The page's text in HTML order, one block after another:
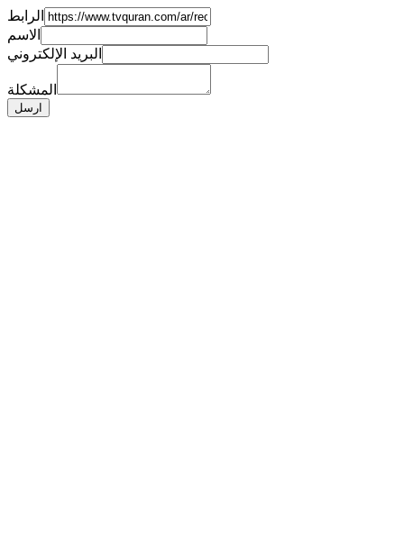
الرابط
الاسم
البريد الإلكتروني
المشكلة
ارسل